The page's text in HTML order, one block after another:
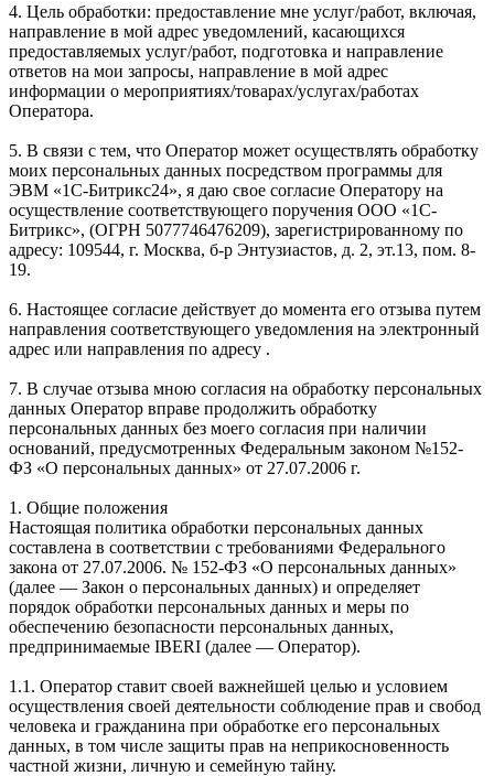
4. Цель обработки: предоставление мне услуг/работ, включая,
направление в мой адрес уведомлений, касающихся
предоставляемых услуг/работ, подготовка и направление
ответов на мои запросы, направление в мой адрес
информации о мероприятиях/товарах/услугах/работах
Оператора.
5. В связи с тем, что Оператор может осуществлять обработку
моих персональных данных посредством программы для
ЭВМ «1С-Битрикс24», я даю свое согласие Оператору на
осуществление соответствующего поручения ООО «1С-
Битрикс», (ОГРН 5077746476209), зарегистрированному по
адресу: 109544, г. Москва, б-р Энтузиастов, д. 2, эт.13, пом. 8-
19.
6. Настоящее согласие действует до момента его отзыва путем
направления соответствующего уведомления на электронный
адрес или направления по адресу .
7. В случае отзыва мною согласия на обработку персональных
данных Оператор вправе продолжить обработку
персональных данных без моего согласия при наличии
оснований, предусмотренных Федеральным законом №152-
ФЗ «О персональных данных» от 27.07.2006 г.
1. Общие положения
Настоящая политика обработки персональных данных
составлена в соответствии с требованиями Федерального
закона от 27.07.2006. № 152-ФЗ «О персональных данных»
(далее — Закон о персональных данных) и определяет
порядок обработки персональных данных и меры по
обеспечению безопасности персональных данных,
предпринимаемые IBERI (далее — Оператор).
1.1. Оператор ставит своей важнейшей целью и условием
осуществления своей деятельности соблюдение прав и свобод
человека и гражданина при обработке его персональных
данных, в том числе защиты прав на неприкосновенность
частной жизни, личную и семейную тайну.